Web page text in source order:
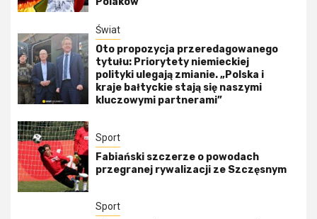
Świat
Oto propozycja przeredagowanego
tytułu: Priorytety niemieckiej
polityki ulegają zmianie. „Polska i
kraje bałtyckie stają się naszymi
kluczowymi partnerami”
Sport
Fabiański szczerze o powodach
przegranej rywalizacji ze Szczęsnym
Sport